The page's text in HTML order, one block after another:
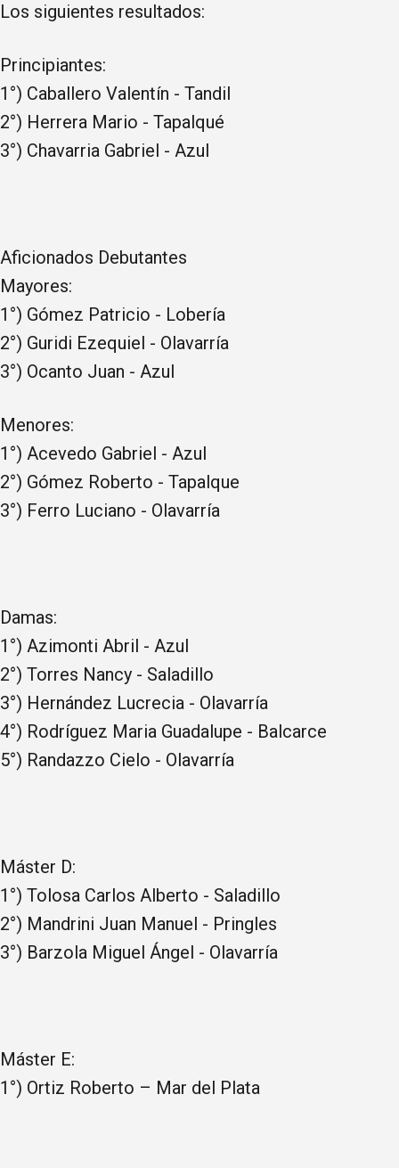
Los siguientes resultados:
Principiantes:
1°) Caballero Valentín - Tandil
2°) Herrera Mario - Tapalqué
3°) Chavarria Gabriel - Azul
Aficionados Debutantes
Mayores:
1°) Gómez Patricio - Lobería
2°) Guridi Ezequiel - Olavarría
3°) Ocanto Juan - Azul
Menores:
1°) Acevedo Gabriel - Azul
2°) Gómez Roberto - Tapalque
3°) Ferro Luciano - Olavarría
Damas:
1°) Azimonti Abril - Azul
2°) Torres Nancy - Saladillo
3°) Hernández Lucrecia - Olavarría
4°) Rodríguez Maria Guadalupe - Balcarce
5°) Randazzo Cielo - Olavarría
Máster D:
1°) Tolosa Carlos Alberto - Saladillo
2°) Mandrini Juan Manuel - Pringles
3°) Barzola Miguel Ángel - Olavarría
Máster E:
1°) Ortiz Roberto – Mar del Plata